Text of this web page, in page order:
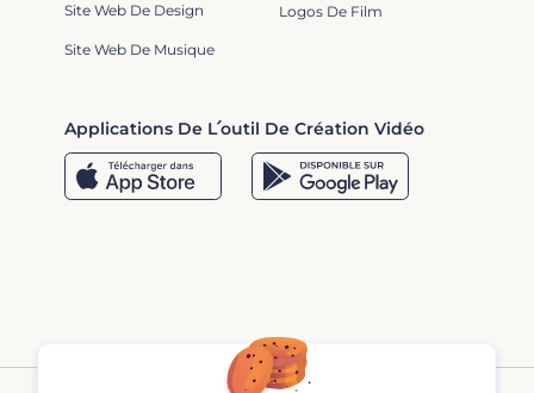
Logos De Film
Applications De L՛outil De Création Vidéo
Site Web De Design
Site Web De Musique